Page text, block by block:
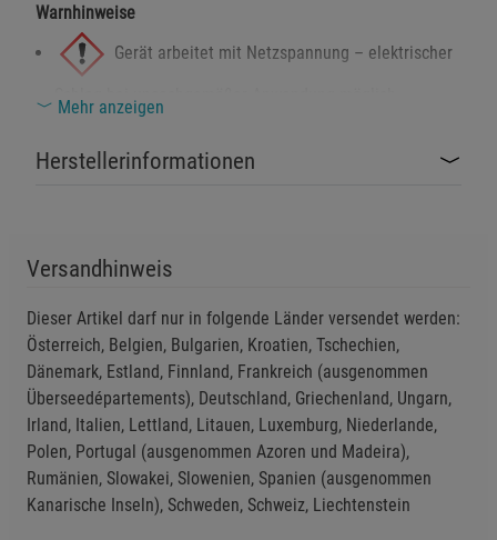
Warnhinweise
Gerät arbeitet mit Netzspannung – elektrischer
Nicht für Kinder geeignet – Stromversorgung
Ionen-Akku (nur TO GO-Version) – nicht ins Feuer werfen
oder erhitzen.
Gerät niemals öffnen, verändern oder
eigenständig reparieren – Lebensgefahr durch
Stromschlag oder Kurzschluss.
Nur mit vom Hersteller empfohlenem Ladegerät
aufladen (nur TO GO-Version) – Brand- und
Mehr anzeigen
Herstellerinformationen
Versandhinweis
Dieser Artikel darf nur in folgende Länder versendet werden:
Österreich, Belgien, Bulgarien, Kroatien, Tschechien,
Dänemark, Estland, Finnland, Frankreich (ausgenommen
Überseedépartements), Deutschland, Griechenland, Ungarn,
Irland, Italien, Lettland, Litauen, Luxemburg, Niederlande,
Polen, Portugal (ausgenommen Azoren und Madeira),
Rumänien, Slowakei, Slowenien, Spanien (ausgenommen
Kanarische Inseln), Schweden, Schweiz, Liechtenstein
Einstellungen speichern für die Gruppe
Notwendige Cookies (5)
Beschreibung Notwendige Cookies
Cookie-Informationenanzeigen
Statistik Cookies (1) Statistik Cookies
Beschreibung Statistik Cookies
Cookie-Informationenanzeigen
Marketing Cookies (3)